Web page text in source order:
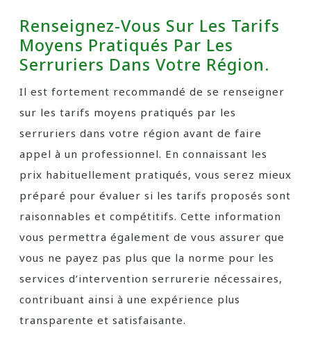
Renseignez-Vous Sur Les Tarifs
Moyens Pratiqués Par Les
Serruriers Dans Votre Région.
Il est fortement recommandé de se renseigner
sur les tarifs moyens pratiqués par les
serruriers dans votre région avant de faire
appel à un professionnel. En connaissant les
prix habituellement pratiqués, vous serez mieux
préparé pour évaluer si les tarifs proposés sont
raisonnables et compétitifs. Cette information
vous permettra également de vous assurer que
vous ne payez pas plus que la norme pour les
services d’intervention serrurerie nécessaires,
contribuant ainsi à une expérience plus
transparente et satisfaisante.